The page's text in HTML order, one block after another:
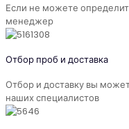
Если не можете
менеджер
Отбор проб и доставка
Отбор и доставку вы
наших специалистов